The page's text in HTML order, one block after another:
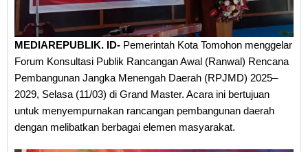
MEDIAREPUBLIK. ID- Pemerintah Kota Tomohon menggelar
Forum Konsultasi Publik Rancangan Awal (Ranwal) Rencana
Pembangunan Jangka Menengah Daerah (RPJMD) 2025–
2029, Selasa (11/03) di Grand Master. Acara ini bertujuan
untuk menyempurnakan rancangan pembangunan daerah
dengan melibatkan berbagai elemen masyarakat.